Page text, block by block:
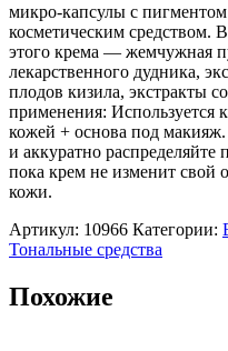
Whoo
Gong
Jin
Hyang
Mi
Essential
Base,40мл
микро-капсулы с
косметическим средством.
этого крема — жемчужная
лекарственного дудника,
плодов кизила, экстракты
применения: Используется
кожей + основа под
и аккуратно
пока крем не изменит свой
кожи.
Артикул: 10966 Категории:
Тональные средства
Похожие